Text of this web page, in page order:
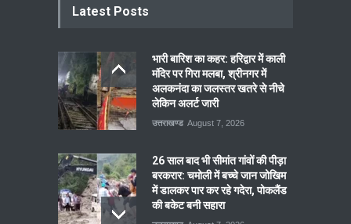
Latest Posts
भारी बारिश का कहर: हरिद्वार में काली
मंदिर पर गिरा मलबा, श्रीनगर में
अलकनंदा का जलस्तर खतरे से नीचे
लेकिन अलर्ट जारी
उत्तराखण्ड August 7, 2026
26 साल बाद भी सीमांत गांवों की पीड़ा
बरकरार: चमोली में बच्चे जान जोखिम
में डालकर पार कर रहे गदेरा, पोकलैंड
की बकेट बनी सहारा